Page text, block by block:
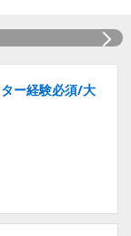
ー経験必須/大